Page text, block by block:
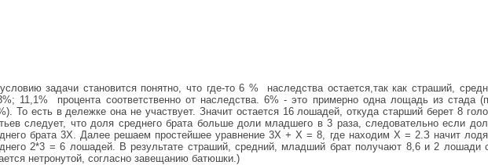
задачи становится понятно, что где-то 6 % наследства остается,так как страший,
11,1% процента соответственно от наследства. 6% - это примерно одна лощадь из стада
То есть в дележке она не участвует. Значит остается 16 лошадей, откуда старший берет 8
следует, что доля среднего брата больше доли младшего в 3 раза, следовательно если
брата 3Х. Далее решаем простейшее уравнение 3Х + Х = 8, где находим Х = 2.З начит
2*3 = 6 лошадей. В результате страший, средний, младший брат получают 8,6 и 2 лошади
нетронутой, согласно завещанию батюшки.)